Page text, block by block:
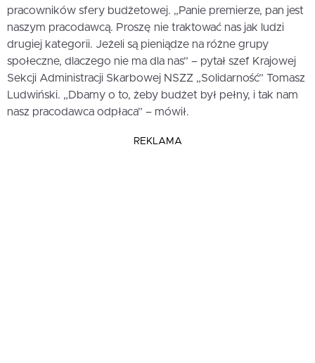
pracowników sfery budżetowej. „Panie premierze, pan jest
naszym pracodawcą. Proszę nie traktować nas jak ludzi
drugiej kategorii. Jeżeli są pieniądze na różne grupy
społeczne, dlaczego nie ma dla nas” – pytał szef Krajowej
Sekcji Administracji Skarbowej NSZZ „Solidarność” Tomasz
Ludwiński. „Dbamy o to, żeby budżet był pełny, i tak nam
nasz pracodawca odpłaca” – mówił.
REKLAMA